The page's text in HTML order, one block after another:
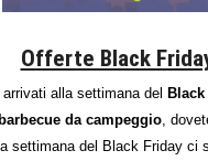
Offerte Black
alla settimana del
barbecue da campeggio,
settimana del Black Friday ci